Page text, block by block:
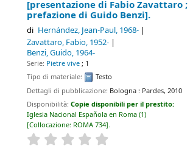
[presentazione di Fabio Zavattaro ;
prefazione di Guido Benzi].
di Hernández, Jean-Paul, 1968-
Zavattaro, Fabio, 1952-
Benzi, Guido, 1964-
Serie: Pietre vive ; 1
Tipo di materiale:
Testo
Dettagli di pubblicazione: Bologna : Pardes,2010
Disponibilità:Copie disponibili per il prestito:
Iglesia Nacional Española en Roma (1)
Collocazione: ROMA 734 .
star rating